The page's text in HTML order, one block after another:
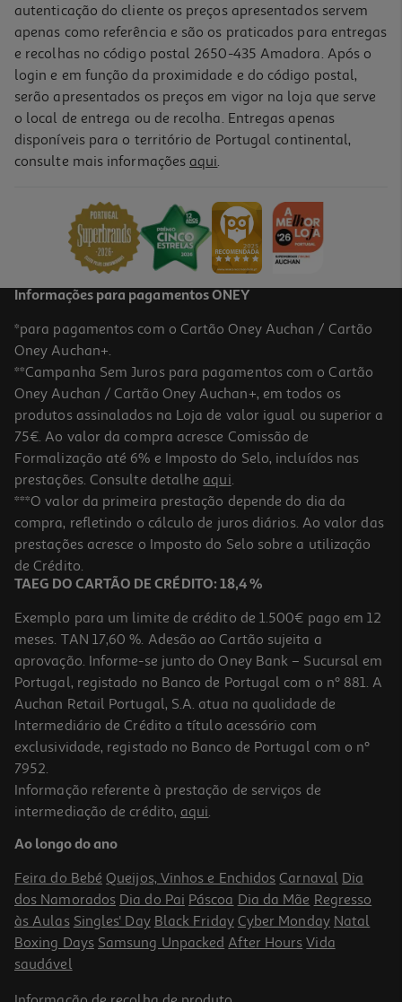
Verniz Essence Gel Nail Polish 8ml
5.0
Verniz Essence Gel Nail Polish 8ml
248.75 €/Kg
1,99 €
Verniz Essence Gel Nail Polish 8ml
248.75 €/Kg
1,99 €
autenticação do cliente os preços apresentados servem
apenas como referência e são os praticados para entregas
e recolhas no código postal 2650-435 Amadora. Após o
login e em função da proximidade e do código postal,
serão apresentados os preços em vigor na loja que serve
o local de entrega ou de recolha. Entregas apenas
disponíveis para o território de Portugal continental,
consulte mais informações aqui.
Informações para pagamentos ONEY
*para pagamentos com o Cartão Oney Auchan / Cartão
Oney Auchan+.
**Campanha Sem Juros para pagamentos com o Cartão
Oney Auchan / Cartão Oney Auchan+, em todos os
produtos assinalados na Loja de valor igual ou superior a
75€. Ao valor da compra acresce Comissão de
Formalização até 6% e Imposto do Selo, incluídos nas
prestações. Consulte detalhe aqui.
***O valor da primeira prestação depende do dia da
compra, refletindo o cálculo de juros diários. Ao valor das
prestações acresce o Imposto do Selo sobre a utilização
de Crédito.
TAEG DO CARTÃO DE CRÉDITO: 18,4 %
Exemplo para um limite de crédito de 1.500€ pago em 12
meses. TAN 17,60 %. Adesão ao Cartão sujeita a
aprovação. Informe-se junto do Oney Bank – Sucursal em
Portugal, registado no Banco de Portugal com o nº 881. A
Auchan Retail Portugal, S.A. atua na qualidade de
Intermediário de Crédito a título acessório com
exclusividade, registado no Banco de Portugal com o nº
7952.
Informação referente à prestação de serviços de
intermediação de crédito, aqui.
Ao longo do ano
Feira do Bebé Queijos, Vinhos e Enchidos Carnaval Dia
dos Namorados Dia do Pai Páscoa Dia da Mãe Regresso
às Aulas Singles' Day Black Friday Cyber Monday Natal
Boxing Days Samsung Unpacked After Hours Vida
saudável